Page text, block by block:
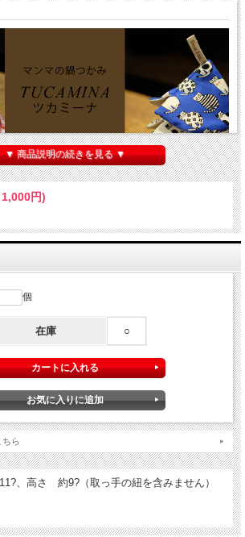
時に、分厚いミトンを使うよりもさっと手軽に使えて便
ご愛用下さい。
クリステルなど持ち手が熱くなるものに最適
っ手を持ったり、フタを押さえる時に
栓が飛ばないようツカミーナを被せて栓を抜くと安心
かければ可愛いインテリア
も可愛い
▼ 商品説明の続きを見る ▼
円)
個
在庫 ○
ちら
、高さ 約9?（取っ手の紐を含みません）